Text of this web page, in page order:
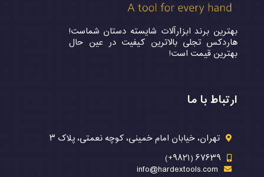
بهترین برند ابزارآلات شایسته دستان شماست!
هاردکس تجلی بالاترین کیفیت در عین حال
بهترین قیمت است!
ارتباط با ما
تهران، خیابان امام خمینی، کوچه نعمتی، پلاک ۳
۶۷۶۳۹ (۹۸۲۱+)
info@hardextools.com